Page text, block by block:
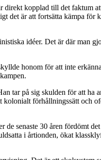
direkt kopplad till det faktum
det är att fortsätta kämpa för
idéer. Det är där man
honom för att inte
tar på sig skulden för att ha
kolonialt förhållningssätt och
de senaste 30 åren fördömt
i årtionden, ökat